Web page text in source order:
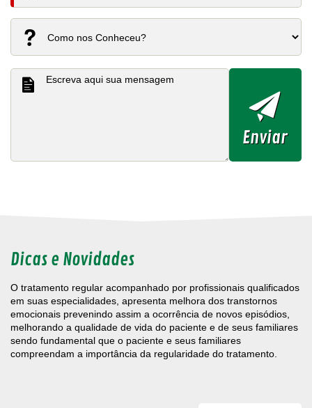
Dicas e Novidades
O tratamento regular acompanhado por profissionais qualificados
em suas especialidades, apresenta melhora dos transtornos
emocionais prevenindo assim a ocorrência de novos episódios,
melhorando a qualidade de vida do paciente e de seus familiares
sendo fundamental que o paciente e seus familiares
compreendam a importância da regularidade do tratamento.